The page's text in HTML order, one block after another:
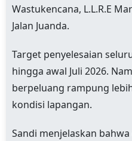
Wastukencana, L.L.R.E
Jalan Juanda.
Target penyelesaian
hingga awal Juli 2026.
berpeluang rampung
kondisi lapangan.
Sandi menjelaskan